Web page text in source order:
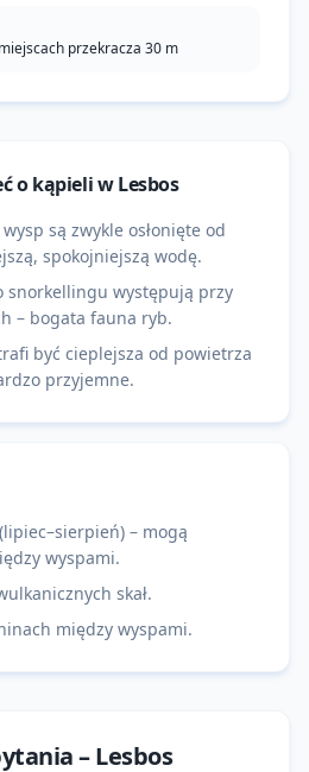
przekracza 30 m
o kąpieli wLesbos
są zwykle osłonięte od
spokojniejszą wodę.
snorkellingu występują przy
– bogata fauna ryb.
być cieplejsza od powietrza
przyjemne.
– mogą
wyspami.
skał.
między wyspami.
–Lesbos